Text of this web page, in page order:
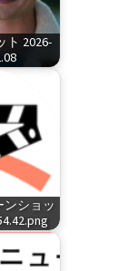
ト 2026-
ショッ